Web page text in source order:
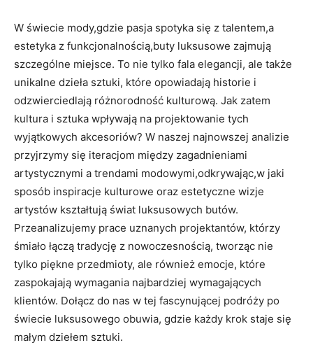
W świecie mody,gdzie pasja spotyka się z talentem,a
estetyka z funkcjonalnością,buty luksusowe zajmują
szczególne miejsce. To nie tylko fala elegancji, ale także
unikalne dzieła sztuki, które opowiadają historie i
odzwierciedlają różnorodność kulturową. Jak zatem
kultura i sztuka wpływają na projektowanie tych
wyjątkowych akcesoriów? W naszej najnowszej analizie
przyjrzymy się iteracjom między zagadnieniami
artystycznymi a trendami modowymi,odkrywając,w jaki
sposób inspiracje kulturowe oraz estetyczne wizje
artystów kształtują świat luksusowych butów.
Przeanalizujemy prace uznanych projektantów, którzy
śmiało łączą tradycję z nowoczesnością, tworząc nie
tylko piękne przedmioty, ale również emocje, które
zaspokajają wymagania najbardziej wymagających
klientów. Dołącz do nas w tej fascynującej podróży po
świecie luksusowego obuwia, gdzie każdy krok staje się
małym dziełem sztuki.